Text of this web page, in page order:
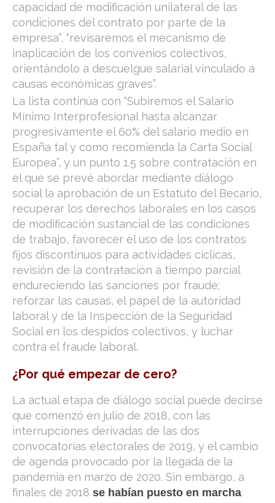
capacidad de modificación unilateral de las
condiciones del contrato por parte de la
empresa”, “revisaremos el mecanismo de
inaplicación de los convenios colectivos,
orientándolo a descuelgue salarial vinculado a
causas económicas graves”.
La lista continúa con “Subiremos el Salario
Mínimo Interprofesional hasta alcanzar
progresivamente el 60% del salario medio en
España tal y como recomienda la Carta Social
Europea”, y un punto 1.5 sobre contratación en
el que se prevé abordar mediante diálogo
social la aprobación de un Estatuto del Becario,
recuperar los derechos laborales en los casos
de modificación sustancial de las condiciones
de trabajo, favorecer el uso de los contratos
fijos discontinuos para actividades cíclicas,
revisión de la contratación a tiempo parcial
endureciendo las sanciones por fraude;
reforzar las causas, el papel de la autoridad
laboral y de la Inspección de la Seguridad
Social en los despidos colectivos, y luchar
contra el fraude laboral.
¿Por qué empezar de cero?
La actual etapa de diálogo social puede decirse
que comenzó en julio de 2018, con las
interrupciones derivadas de las dos
convocatorias electorales de 2019, y el cambio
de agenda provocado por la llegada de la
pandemia en marzo de 2020. Sin embargo, a
finales de 2018 se habían puesto en marcha